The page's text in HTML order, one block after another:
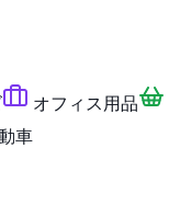
オフィス用品
車